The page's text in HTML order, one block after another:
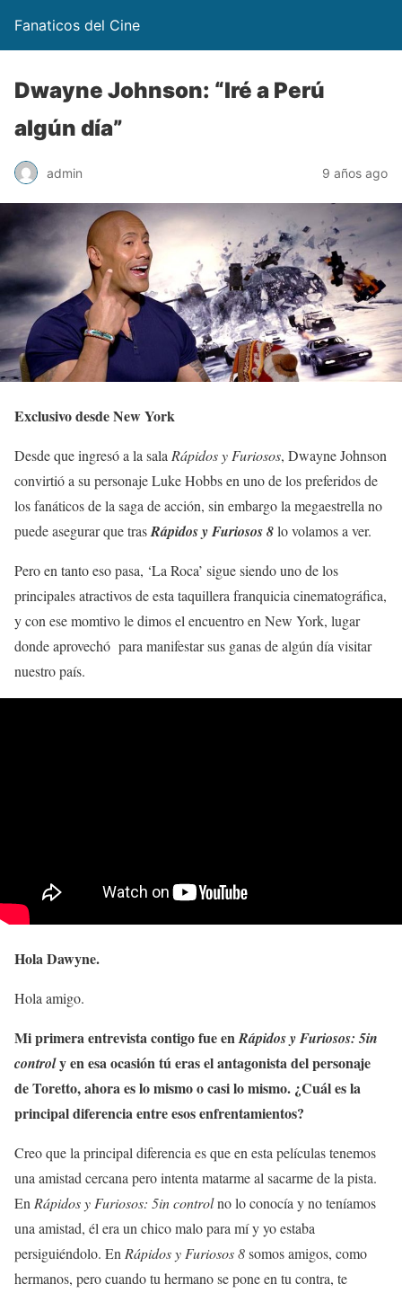
Fanaticos del Cine
Dwayne Johnson: “Iré a Perú
algún día”
admin 9 años ago
Exclusivo desde New York
Desde que ingresó a la sala Rápidos y Furiosos, Dwayne Johnson
convirtió a su personaje Luke Hobbs en uno de los preferidos de
los fanáticos de la saga de acción, sin embargo la megaestrella no
puede asegurar que trasRápidos y Furiosos 8lo volamos a ver.
Pero en tanto eso pasa, ‘La Roca’ sigue siendo uno de los
principales atractivos de esta taquillera franquicia cinematográfica,
y con ese momtivo le dimos el encuentro en New York, lugar
donde aprovechó para manifestar sus ganas de algún día visitar
nuestro país.
Hola Dawyne.
Hola amigo.
Mi primera entrevista contigo fue enRápidos y Furiosos: 5in
controly en esa ocasión tú eras el antagonista del personaje
de Toretto, ahora es lo mismo o casi lo mismo. ¿Cuál es la
principal diferencia entre esos enfrentamientos?
Creo que la principal diferencia es que en esta películas tenemos
una amistad cercana pero intenta matarme al sacarme de la pista.
En Rápidos y Furiosos: 5in controlno lo conocía y no teníamos
una amistad, él era un chico malo para mí y yo estaba
persiguiéndolo. En Rápidos y Furiosos 8somos amigos, como
hermanos, pero cuando tu hermano se pone en tu contra, te